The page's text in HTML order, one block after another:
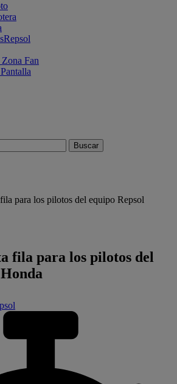
Fan
para los pilotos del equipo Repsol
fila para los pilotos del